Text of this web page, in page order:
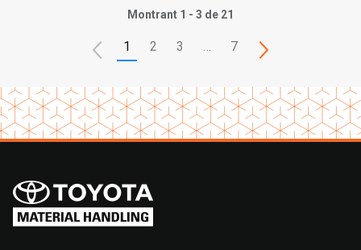
Montrant 1 - 3 de 21
1 2 3 … 7